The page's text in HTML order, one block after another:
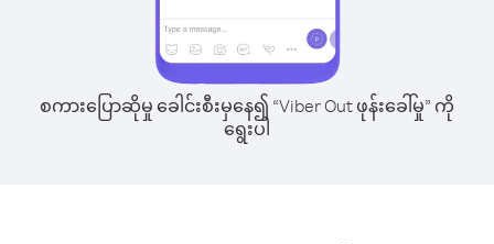
စကားပြောဆိုမှု ခေါင်းစီးမှနေ၍ “Viber Out ဖုန်းခေါ်မှု” ကို
ရွေးပါ